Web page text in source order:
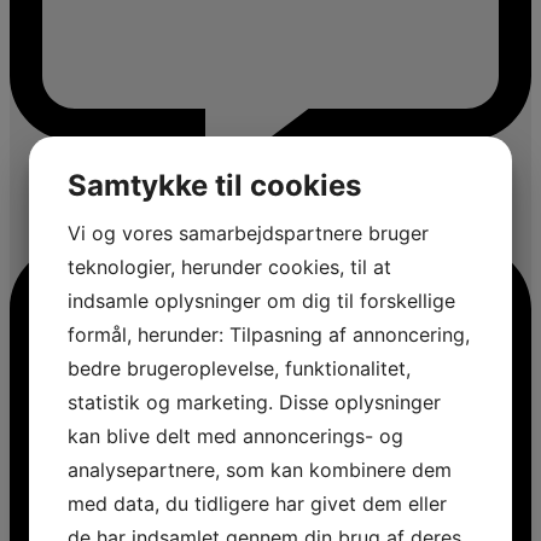
Samtykke til cookies
Vi og vores samarbejdspartnere bruger
teknologier, herunder cookies, til at
indsamle oplysninger om dig til forskellige
formål, herunder: Tilpasning af annoncering,
bedre brugeroplevelse, funktionalitet,
statistik og marketing. Disse oplysninger
kan blive delt med annoncerings- og
analysepartnere, som kan kombinere dem
med data, du tidligere har givet dem eller